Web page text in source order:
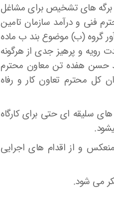
خلاف قانون صدور برگه های تشخیص برای مشاغل
فنی و درآمد سازمان تامین
گروه (ب) موضوع بند ب ماده
کاری به منظور وحدت رویه و پرهیز جدی از هرگونه
مورخ ۲۶ اسفند ۹۴ جناب آقای سید حسن هفده تن معاون محترم
کل محترم تعاون کار و رفاه
سلیقه ای حتی برای کارگاه
و از اقدام های اجرایی
می شود.